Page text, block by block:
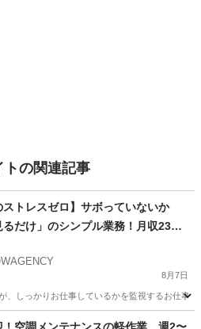
トの関連記事
ストレスゼロ】サボっていないか
るだけ」のシンプル業務！月収23万
人★
8月7日
、しっかりお仕事しているかを監視するお仕事